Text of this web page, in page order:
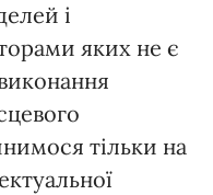
і
яких не є
тільки на